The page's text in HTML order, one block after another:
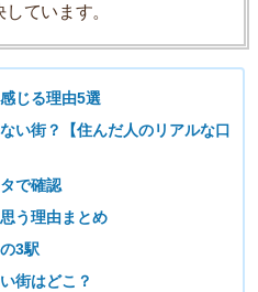
ています。
じる理由5選
い街？【住んだ人のリアルな口
で確認
う理由まとめ
3駅
街はどこ？